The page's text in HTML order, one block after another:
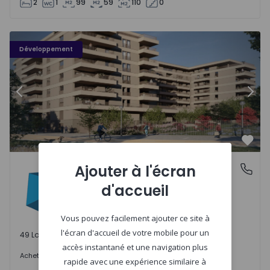
2 1 99 59 110 0
Développement
PLENO JARDIM - 3
Précédent
Águas Santas, PortoPLENO JARDIM
Águas Santas, Porto
49 Lots disponibles
Acheter 242.000 €
Ajouter à l'écran
d'accueil
Vous pouvez facilement ajouter ce site à
l'écran d'accueil de votre mobile pour un
accès instantané et une navigation plus
rapide avec une expérience similaire à